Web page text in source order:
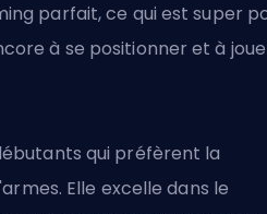
parfait, ce qui est super
à se positionner et à
qui préfèrent la
Elle excelle dans le